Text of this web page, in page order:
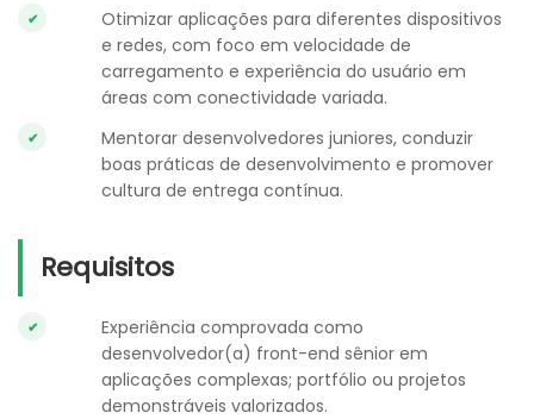
Otimizar aplicações para diferentes dispositivos
e redes, com foco em velocidade de
carregamento e experiência do usuário em
áreas com conectividade variada.
Mentorar desenvolvedores juniores, conduzir
boas práticas de desenvolvimento e promover
cultura de entrega contínua.
Requisitos
Experiência comprovada como
desenvolvedor(a) front-end sênior em
aplicações complexas; portfólio ou projetos
demonstráveis valorizados.